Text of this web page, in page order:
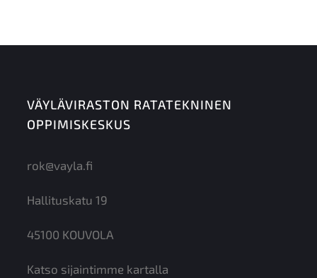
VÄYLÄVIRASTON RATATEKNINEN
OPPIMISKESKUS
rok@vayla.fi
Hallituskatu 19
45100 KOUVOLA
Katso sijaintimme kartalla